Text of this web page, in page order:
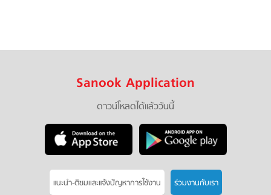
Sanook Application
ดาวน์โหลดได้แล้ววันนี้
แนะนำ-ติชมเเละแจ้งปัญหาการใช้งาน ร่วมงานกับเรา